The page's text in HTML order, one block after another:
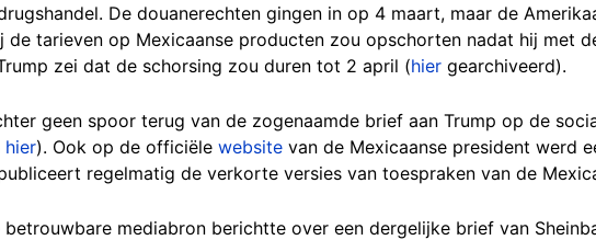
De douanerechten gingen in op 4 maart, maar de
de tarieven op Mexicaanse producten zou opschorten nadat hij met
zei dat de schorsing zou duren tot 2 april (hier gearchiveerd).
geen spoor terug van de zogenaamde brief aan Trump op de
hier). Ook op de officiële website van de Mexicaanse president werd
regelmatig de verkorte versies van toespraken van de
betrouwbare mediabron berichtte over een dergelijke brief van